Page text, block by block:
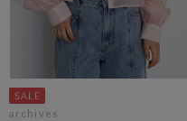
archives